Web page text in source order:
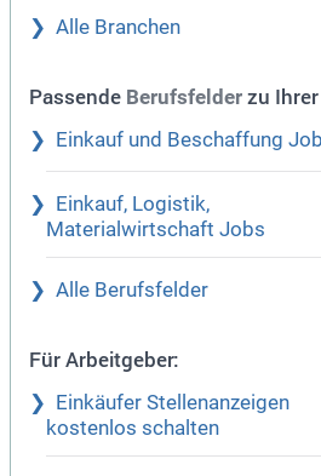
Alle Branchen
Passende Berufsfelder zu
Einkauf und Beschaffung
Einkauf, Logistik,
Materialwirtschaft Jobs
Alle Berufsfelder
Für Arbeitgeber:
Einkäufer Stellenanzeigen
kostenlos schalten